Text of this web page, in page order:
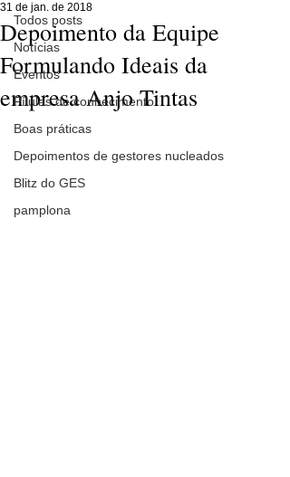
Todos posts
Notícias
Eventos
Pílulas de conhecimento
Boas práticas
Depoimentos de gestores nucleados
Blitz do GES
pamplona
Depoimento da Equipe
Formulando Ideais da
empresa Anjo Tintas
31 de jan. de 2018